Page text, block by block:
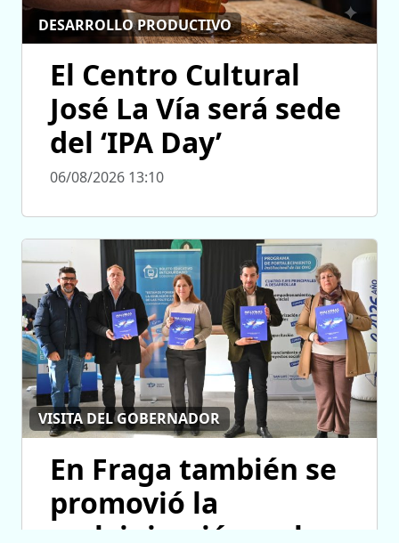
DESARROLLO PRODUCTIVO
El Centro Cultural
José La Vía será sede
del ‘IPA Day’
06/08/2026 13:10
VISITA DEL GOBERNADOR
En Fraga también se
promovió la